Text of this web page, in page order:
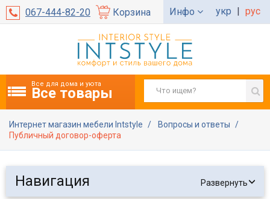
067-444-82-20 Корзина Инфо укр | рус
Все для дома и уюта
Все товары
Интернет магазин мебели Intstyle
Вопросы и ответы
Публичный договор-оферта
Навигация Развернуть